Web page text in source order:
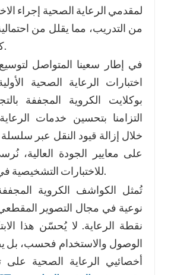
لمقدمي الرعاية الصحية إجراء
من التدريب، مما يقلل من
كفاءة سير العمل.
في إطار سعينا المتواصل
اختبارات الرعاية الصحية
بوكلايت الكروية المجففة
التزامنا بتحسين خدمات
خلال إزالة قيود النقل عبر سلسلة
على معايير الجودة العالية،
للاختبارات التشخيصية في مختلف البيئات.
تُمثل الكواشف الكروية
نوعية في مجال التصوير
نقطة الرعاية. لا يُحسّن هذا
الوصول والاستخدام فحسب، بل
أخصائيي الرعاية الصحية على